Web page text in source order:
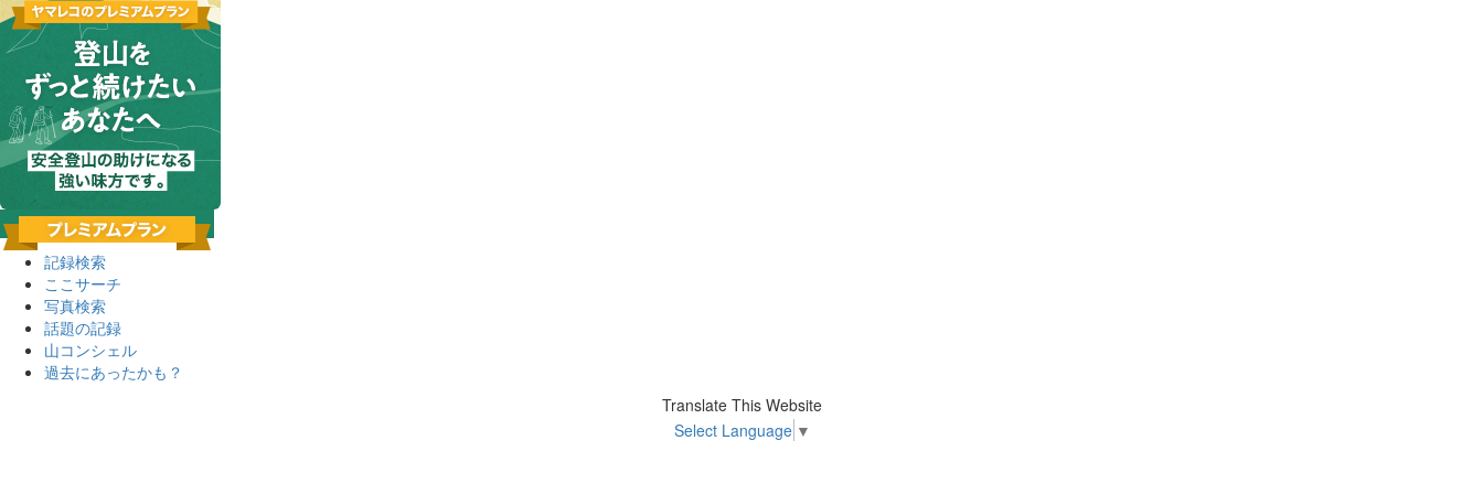
記録検索
ここサーチ
写真検索
話題の記録
山コンシェル
過去にあったかも？
Translate This Website
Select Language ▼